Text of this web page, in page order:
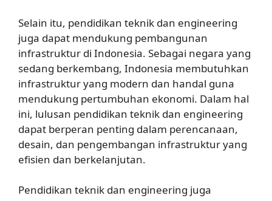
Selain itu, pendidikan teknik dan engineering
juga dapat mendukung pembangunan
infrastruktur di Indonesia. Sebagai negara yang
sedang berkembang, Indonesia membutuhkan
infrastruktur yang modern dan handal guna
mendukung pertumbuhan ekonomi. Dalam hal
ini, lulusan pendidikan teknik dan engineering
dapat berperan penting dalam perencanaan,
desain, dan pengembangan infrastruktur yang
efisien dan berkelanjutan.
Pendidikan teknik dan engineering juga